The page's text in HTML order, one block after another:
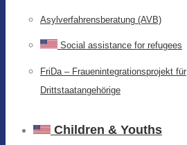
Asylverfahrensberatung (AVB)
Social assistance for refugees
FriDa – Frauenintegrationsprojekt für
Drittstaatangehörige
Children & Youths